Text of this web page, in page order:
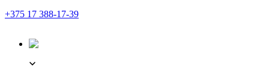
+375 17 388-17-39